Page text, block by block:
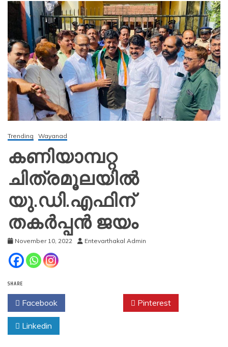
Trending Wayanad
കണിയാമ്പറ്റ
ചിത്രമൂലയിൽ
യു.ഡി.എഫിന്
തകർപ്പൻ ജയം
November 10, 2022 Entevarthakal Admin
SHARE
Facebook Pinterest
Linkedin